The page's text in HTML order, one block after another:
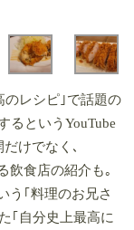
のレシピ｣で話題の
るというYouTube
けでなく､
飲食店の紹介も｡
う｢料理のお兄さ
｢自分史上最高に